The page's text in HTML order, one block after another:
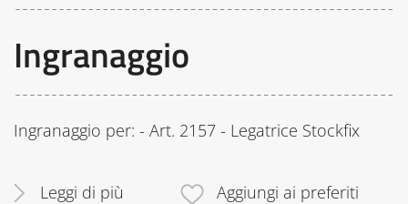
Ingranaggio
Ingranaggio per: - Art. 2157 - Legatrice Stockfix
Leggi di più Aggiungi ai preferiti